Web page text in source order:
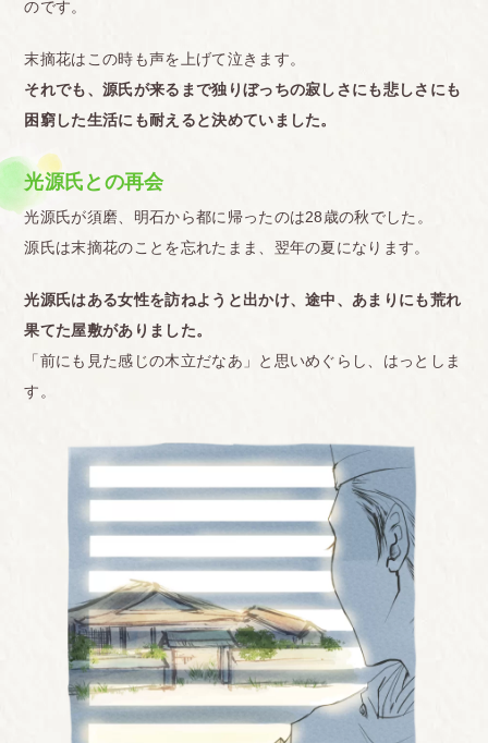
のです。
末摘花はこの時も声を上げて泣きます。
それでも、源氏が来るまで独りぼっちの寂しさにも悲しさにも
困窮した生活にも耐えると決めていました。
光源氏との再会
光源氏が須磨、明石から都に帰ったのは28歳の秋でした。
源氏は末摘花のことを忘れたまま、翌年の夏になります。
光源氏はある女性を訪ねようと出かけ、途中、あまりにも荒れ
果てた屋敷がありました。
「前にも見た感じの木立だなあ」と思いめぐらし、はっとしま
す。